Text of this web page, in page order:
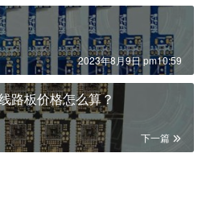
2023年8月9日 pm10:59
路板价格怎么算？
下一篇